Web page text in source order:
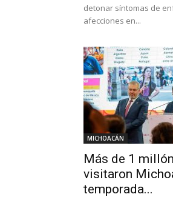
detonar síntomas de
afecciones en...
MICHOACÁN
Más de 1
visitaron
temporada...